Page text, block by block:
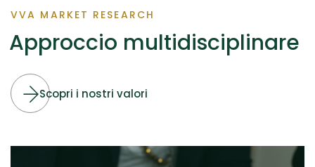
VVA MARKET RESEARCH
Approccio multidisciplinare
Scopri i nostri valori